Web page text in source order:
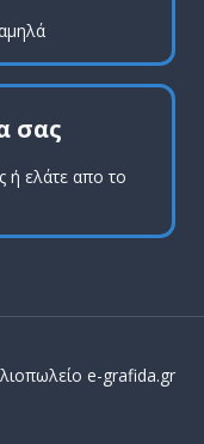
σας
ή ελάτε απο το
e-grafida.gr